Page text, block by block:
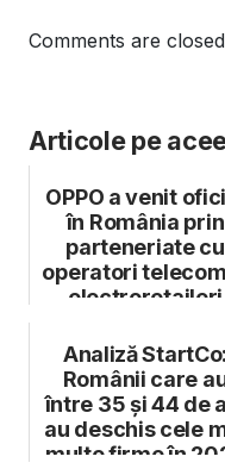
Comments are
Articole pe
OPPO a venit
în România prin
parteneriate cu
operatori
electroretaileri
Analiză StartCo:
Românii care
între 35 și 44 de
au deschis cele
multe firme în